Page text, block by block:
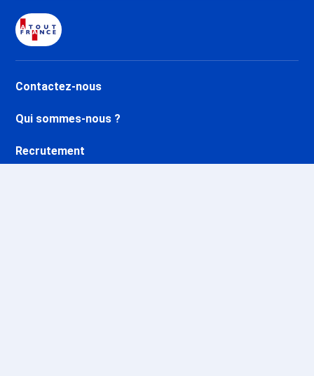
Contactez-nous
Qui sommes-nous ?
Recrutement